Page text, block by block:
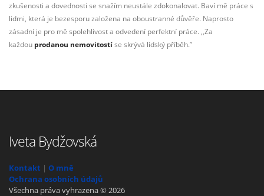
zkušenosti a dovednosti se snažím neustále zdokonalovat. Baví mě práce s
lidmi, která je bezesporu založena na oboustranné důvěře. Naprosto
zásadní je pro mě spolehlivost a odvedení perfektní práce. ,,Za
každou prodanou nemovitostí se skrývá lidský příběh.”
Iveta Bydžovská
Kontakt | O mně
Ochrana osobních údajů
Všechna práva vyhrazena © 2026